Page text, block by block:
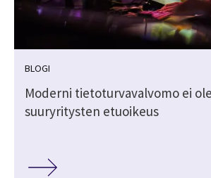
BLOGI
Moderni tietoturvavalvomo ei
suuryritysten etuoikeus